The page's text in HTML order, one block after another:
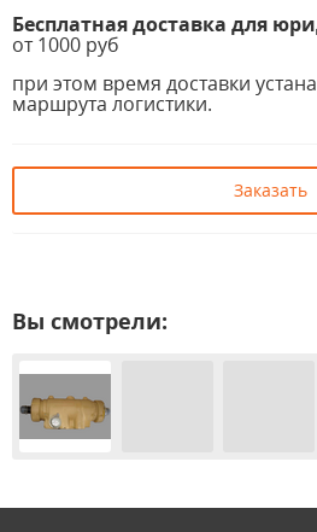
Бесплатная доставка для
от 1000 руб
при этом время доставки
маршрута логистики.
Заказать
Вы смотрели: